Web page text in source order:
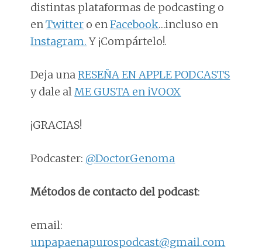
distintas plataformas de podcasting o
enTwitter o enFacebook…incluso en
Instagram. Y ¡Compártelo!.
Deja unaRESEÑA EN APPLE PODCASTS
y dale alME GUSTA en iVOOX
¡GRACIAS!
Podcaster: @DoctorGenoma
Métodos de contacto del podcast:
email:
unpapaenapurospodcast@gmail.com